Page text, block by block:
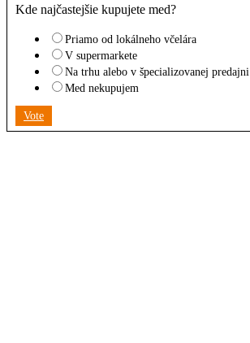
Kde najčastejšie kupujete med?
Priamo od lokálneho včelára
V supermarkete
Na trhu alebo v špecializovanej predajni
Med nekupujem
Vote